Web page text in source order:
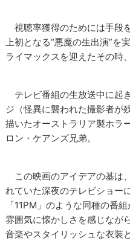
視聴率獲得のためには手段
上初となる“悪魔の生出演”を
ライマックスを迎えたその時
テレビ番組の生放送中に起
ジ（怪異に襲われた撮影者が
描いたオーストラリア製ホラ
ロン・ケアンズ兄弟。
この映画のアイデアの基は
れていた深夜のテレビショー
「11PM」のような同種の番
雰囲気に懐かしさを感じなが
音楽やスタイリッシュな衣装